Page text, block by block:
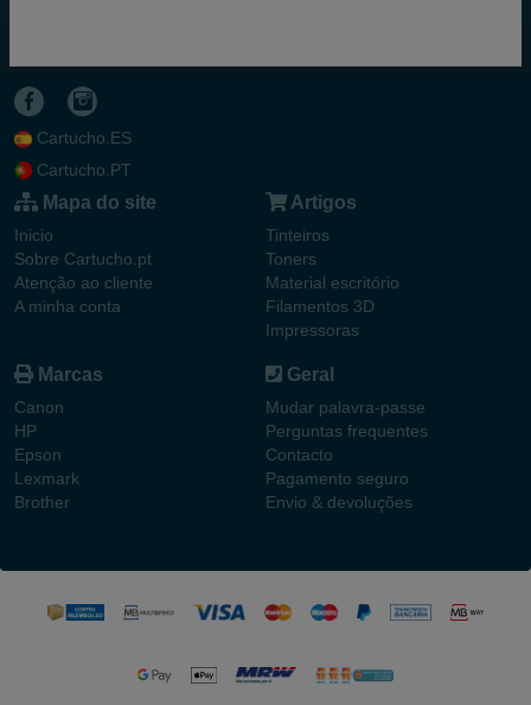
Cartucho.ES
Cartucho.PT
Mapa do site
Inicio
Sobre Cartucho.pt
Atenção ao cliente
A minha conta
Artigos
Tinteiros
Toners
Material escritório
Filamentos 3D
Impressoras
Marcas
Canon
HP
Epson
Lexmark
Brother
Geral
Mudar palavra-passe
Perguntas frequentes
Contacto
Pagamento seguro
Envio & devoluções